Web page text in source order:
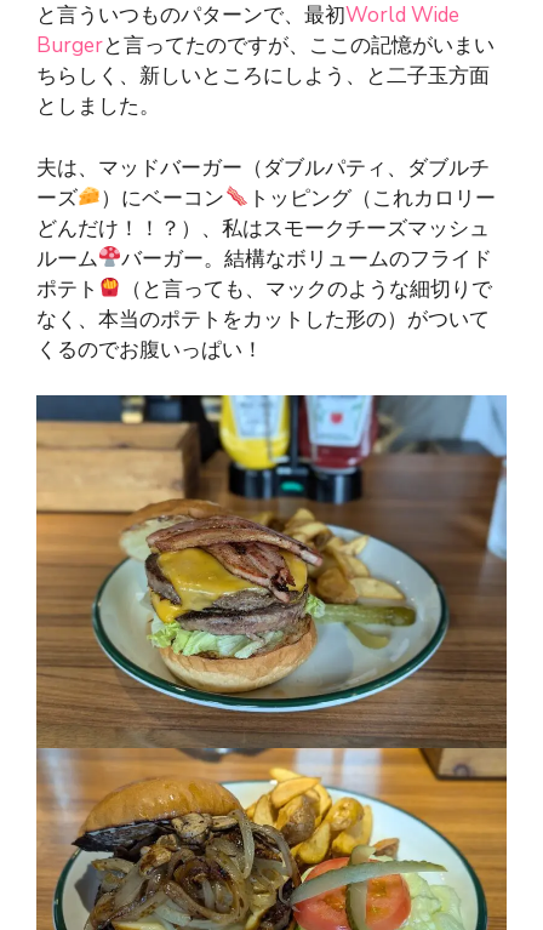
と言ういつものパターンで、最初World Wide
Burgerと言ってたのですが、ここの記憶がいまい
ちらしく、新しいところにしよう、と二子玉方面
としました。
夫は、マッドバーガー（ダブルパティ、ダブルチ
ーズ
）にベーコン
トッピング（これカロリー
どんだけ！！？）、私はスモークチーズマッシュ
ルーム
バーガー。結構なボリュームのフライド
ポテト
（と言っても、マックのような細切りで
なく、本当のポテトをカットした形の）がついて
くるのでお腹いっぱい！